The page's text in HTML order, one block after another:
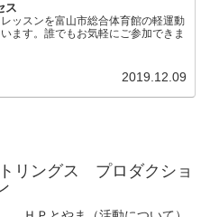
ス
ッスンを富山市総合体育館の軽運動
ます。誰でもお気軽にご参加できま
2019.12.09
リングス プロダクショ